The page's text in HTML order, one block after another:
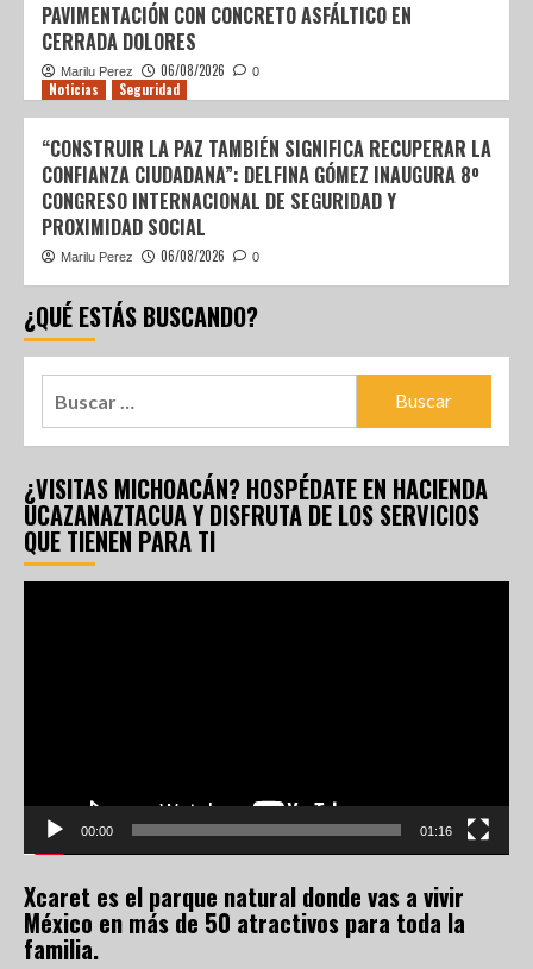
PAVIMENTACIÓN CON CONCRETO ASFÁLTICO EN
CERRADA DOLORES
Marilu Perez 06/08/2026 0
Noticias Seguridad
“CONSTRUIR LA PAZ TAMBIÉN SIGNIFICA RECUPERAR LA
CONFIANZA CIUDADANA”: DELFINA GÓMEZ INAUGURA 8º
CONGRESO INTERNACIONAL DE SEGURIDAD Y
PROXIMIDAD SOCIAL
Marilu Perez 06/08/2026 0
¿QUÉ ESTÁS BUSCANDO?
¿VISITAS MICHOACÁN? HOSPÉDATE EN HACIENDA
UCAZANAZTACUA Y DISFRUTA DE LOS SERVICIOS
QUE TIENEN PARA TI
00:00 01:16
Xcaret es el parque natural donde vas a vivir
México en más de 50 atractivos para toda la
familia.